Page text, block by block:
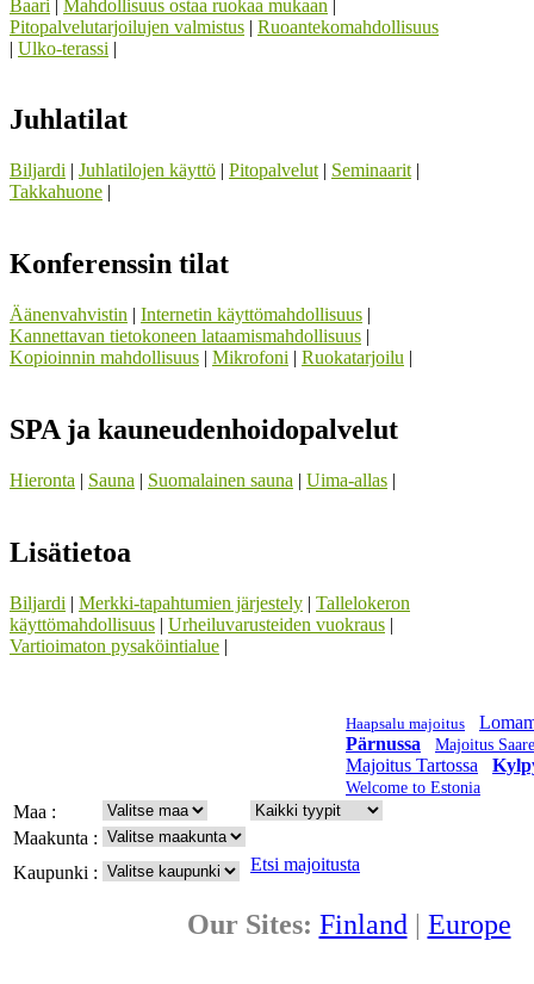
Baari | Mahdollisuus ostaa ruokaa mukaan |
Pitopalvelutarjoilujen valmistus | Ruoantekomahdollisuus
| Ulko-terassi |
Juhlatilat
Biljardi | Juhlatilojen käyttö | Pitopalvelut | Seminaarit |
Takkahuone |
Konferenssin tilat
Äänenvahvistin | Internetin käyttömahdollisuus |
Kannettavan tietokoneen lataamismahdollisuus |
Kopioinnin mahdollisuus | Mikrofoni | Ruokatarjoilu |
SPA ja kauneudenhoidopalvelut
Hieronta | Sauna | Suomalainen sauna | Uima-allas |
Lisätietoa
Biljardi | Merkki-tapahtumien järjestely | Tallelokeron
käyttömahdollisuus | Urheiluvarusteiden vuokraus |
Vartioimaton pysaköintialue |
Haapsalu majoitus
Pärnussa
Majoitus
Majoitus Tartossa
Welcome to Estonia
Maa :
Maakunta :
Kaupunki :
Etsi majoitusta
Our Sites: Finland | Europe